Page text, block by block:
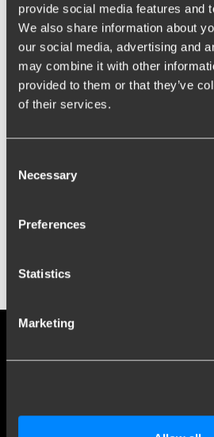
provide social media features and
We also share information about
our social media, advertising and
may combine it with other
provided to them or that they’ve
of their services.
Selection
Necessary
Preferences
Statistics
Marketing
Typer af
Brink har Europas største udvalg i
modeller. Vores sortiment består af
aftagelige og udtrækkelige trækkugler.
Læs mere